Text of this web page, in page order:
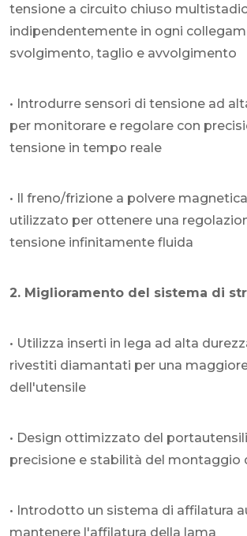
tensione a circuito chiuso
indipendentemente in ogni
svolgimento, taglio e avvolgimento
• Introdurre sensori di tensione ad
per monitorare e regolare con
tensione in tempo reale
• Il freno/frizione a polvere
utilizzato per ottenere una
tensione infinitamente fluida
2. Miglioramento del sistema di
• Utilizza inserti in lega ad alta
rivestiti diamantati per una
dell'utensile
• Design ottimizzato del
precisione e stabilità del montaggio
• Introdotto un sistema di affilatura
mantenere l'affilatura della lama